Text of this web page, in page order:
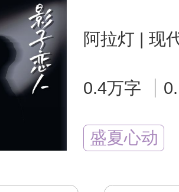
阿拉灯 | 现
0.4万字
盛夏心动